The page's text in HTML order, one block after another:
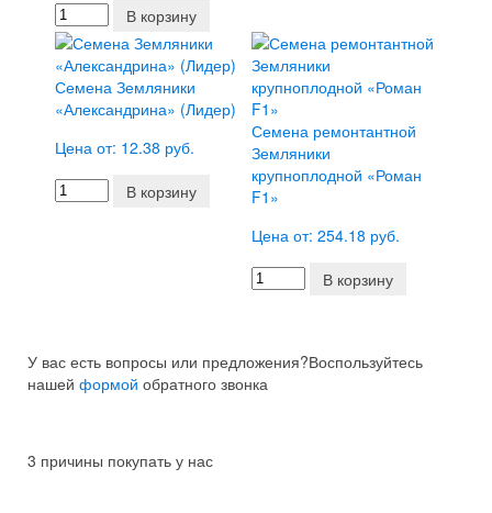
В корзину
Семена Земляники
«Александрина» (Лидер)
Цена от: 12.38 руб.
В корзину
Семена ремонтантной
Земляники
крупноплодной «Роман
F1»
Цена от: 254.18 руб.
В корзину
У вас есть вопросы или предложения?Воспользуйтесь
нашей формой обратного звонка
3 причины покупать у нас